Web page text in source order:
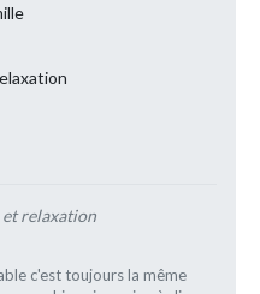
relaxation
c'est toujours la même